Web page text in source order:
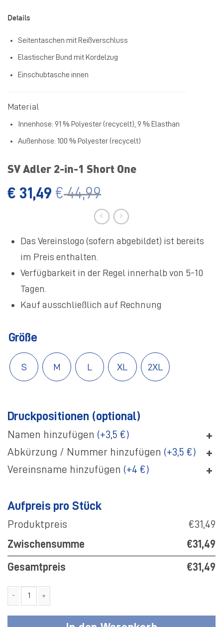
Details
Seitentaschen mit Reißverschluss
Elastischer Bund mit Kordelzug
Einschubtasche innen
Material
Innenhose: 91 % Polyester (recycelt), 9 % Elasthan
Außenhose: 100 % Polyester (recycelt)
SV Adler 2-in-1 Short One
€ 31,49 €44,99
Das Vereinslogo (sofern abgebildet) ist bereits
im Preis enthalten.
Verfügbarkeit in der Regel innerhalb von 5-10
Tagen.
Kauf ausschließlich auf Rechnung
Größe
S M L XL 2XL
Druckpositionen (optional)
Namen hinzufügen (+3,5 €) +
Abkürzung / Nummer hinzufügen (+3,5 €) +
Vereinsname hinzufügen (+4 €) +
Aufpreis pro Stück
Produktpreis
€31,49
Zwischensumme
€31,49
Gesamtpreis €31,49